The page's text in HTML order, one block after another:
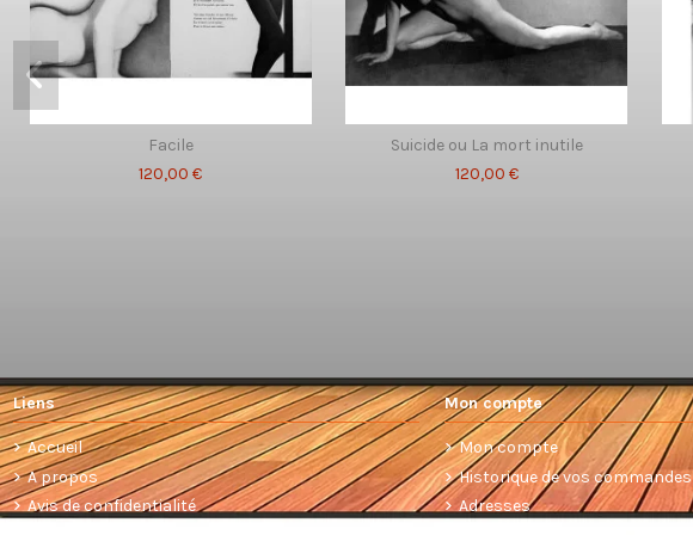
Facile
120,00 €
Suicide ou La mort inutile
120,00 €
Liens
Accueil
A propos
Avis de confidentialité
Mon compte
Mon compte
Historique de vos commandes
Adresses